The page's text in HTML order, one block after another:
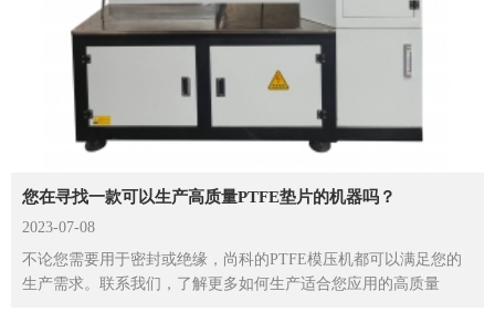
您在寻找一款可以生产高质量PTFE垫片的机器吗？
2023-07-08
不论您需要用于密封或绝缘，尚科的PTFE模压机都可以满足您的
生产需求。联系我们，了解更多如何生产适合您应用的高质量